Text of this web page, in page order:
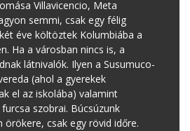
Villavicencio, Meta
semmi, csak egy félig
éve költöztek Kolumbiába a
Ha a városban nincs is, a
látnivalók. Ilyen a Susumuco-
(ahol a gyerekek
el az iskolába) valamint
szobrai. Búcsúzunk
csak egy rövid időre.